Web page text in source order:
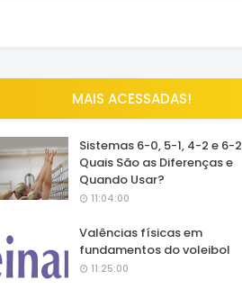
MAIS ACESSADAS!
Sistemas 6-0, 5-1, 4-2 e 6-
Quais São as Diferenças e
Quando Usar?
11:04:00
Valências físicas em
fundamentos do voleibol
11:25:00